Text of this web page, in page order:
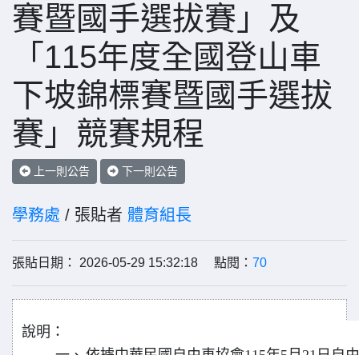
賽暨國手選拔賽」及
「115年度全國登山車
下坡錦標賽暨國手選拔
賽」競賽規程
上一則公告 下一則公告
學務處 / 張貼者 體育組長
張貼日期： 2026-05-29 15:32:18 點閱： 70
說明：